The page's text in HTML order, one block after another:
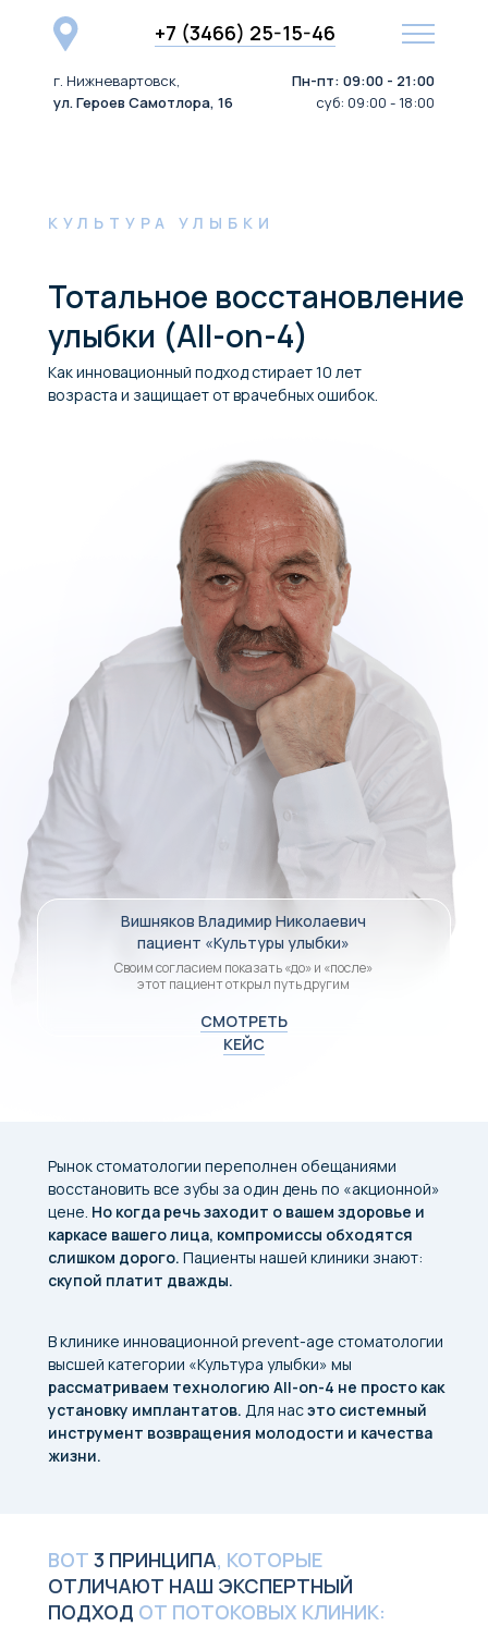
+7 (3466) 25-15-46
г. Нижневартовск,
ул. Героев Самотлора, 16
Пн-пт: 09:00 - 21:00
суб: 09:00 - 18:00
КУЛЬТУРА УЛЫБКИ
Тотальное восстановление
улыбки (All-on-4)
Как инновационный подход стирает 10 лет
возраста и защищает от врачебных ошибок.
СМОТРЕТЬ
КЕЙС
Своим согласием показать «до» и «после»
этот пациент открыл путь другим
Вишняков Владимир Николаевич
пациент «Культуры улыбки»
В клинике инновационной prevent-age стоматологии
высшей категории «Культура улыбки» мы
рассматриваем технологию All-on-4 не просто как
установку имплантатов. Для насэто системный
инструмент возвращения молодости и качества
жизни.
Рынок стоматологии переполнен обещаниями
восстановить все зубы за один день по «акционной»
цене. Но когда речь заходит о вашем здоровье и
каркасе вашего лица, компромиссы обходятся
слишком дорого. Пациенты нашей клиники знают:
скупой платит дважды.
ВОТ 3 ПРИНЦИПА, КОТОРЫЕ
ОТЛИЧАЮТ НАШ ЭКСПЕРТНЫЙ
ПОДХОД ОТ ПОТОКОВЫХ КЛИНИК: